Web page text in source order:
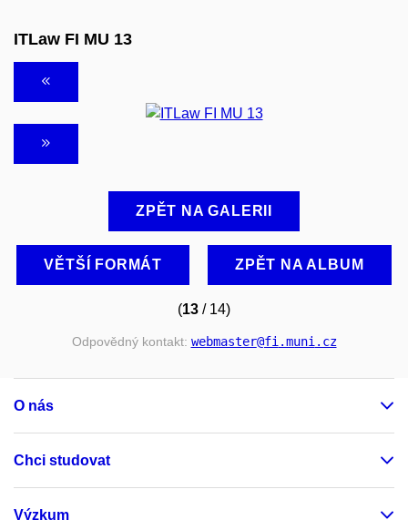
ITLaw FI MU 13
ZPĚT NA GALERII
VĚTŠÍ FORMÁT ZPĚT NA ALBUM
(13 / 14)
Odpovědný kontakt: webmaster@fi.muni.cz
O nás
Chci studovat
Výzkum